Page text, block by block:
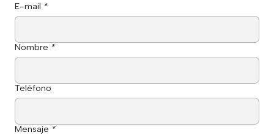
E-mail *
Nombre *
Teléfono
Mensaje *